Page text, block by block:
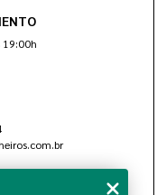
19:00h